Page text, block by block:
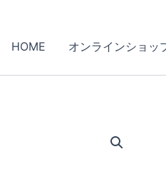
HOME オンラインショッ